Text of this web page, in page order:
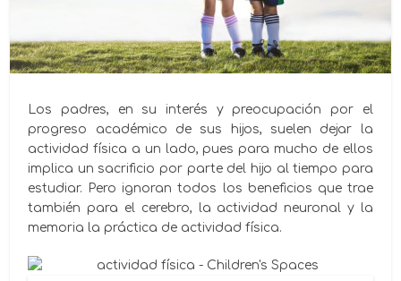
Los padres, en su interés y preocupación por el
progreso académico de sus hijos, suelen dejar la
actividad física a un lado, pues para mucho de ellos
implica un sacrificio por parte del hijo al tiempo para
estudiar. Pero ignoran todos los beneficios que trae
también para el cerebro, la actividad neuronal y la
memoria la práctica de actividad física.